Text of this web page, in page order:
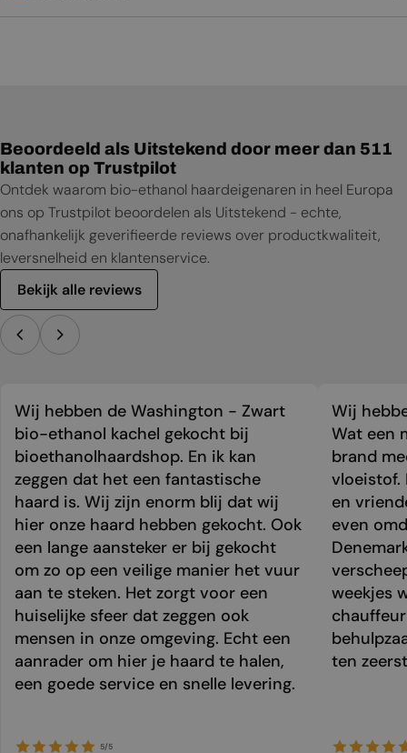
Beoordeeld als Uitstekend door meer dan 511
klanten op Trustpilot
Ontdek waarom bio-ethanol haardeigenaren in heel Europa
ons op Trustpilot beoordelen als Uitstekend - echte,
onafhankelijk geverifieerde reviews over productkwaliteit,
leversnelheid en klantenservice.
Bekijk alle reviews
Wij hebben de Washington - Zwart
bio-ethanol kachel gekocht bij
bioethanolhaardshop. En ik kan
zeggen dat het een fantastische
haard is. Wij zijn enorm blij dat wij
hier onze haard hebben gekocht. Ook
een lange aansteker er bij gekocht
om zo op een veilige manier het vuur
aan te steken. Het zorgt voor een
huiselijke sfeer dat zeggen ook
mensen in onze omgeving. Echt een
aanrader om hier je haard te halen,
een goede service en snelle levering.
5/5
Wij
Wat een
brand
vloeistof.
en
even
weekjes
ten